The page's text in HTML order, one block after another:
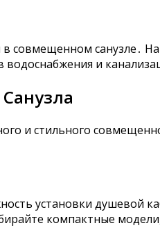
санузле․
и
и стильного
установки
компактные